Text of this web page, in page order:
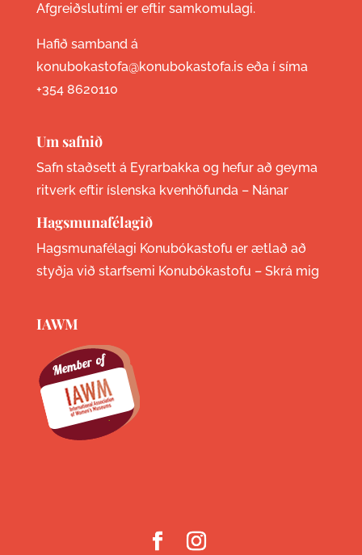
Afgreiðslutími er eftir samkomulagi.
Hafið samband á
konubokastofa@konubokastofa.is eða í síma
+354 8620110
Um safnið
Safn staðsett á Eyrarbakka og hefur að geyma
ritverk eftir íslenska kvenhöfunda – Nánar
Hagsmunafélagið
Hagsmunafélagi Konubókastofu er ætlað að
styðja við starfsemi Konubókastofu – Skrá mig
IAWM